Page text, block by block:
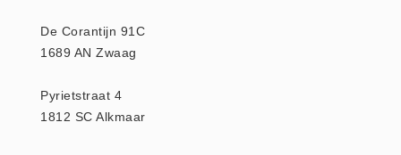
Noodkoffer (0)
Stoelen (5)
Zaklampen (9)
De Corantijn 91C
1689 AN Zwaag
Pyrietstraat 4
1812 SC Alkmaar